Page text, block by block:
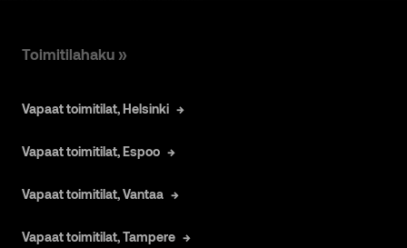
Toimitilahaku »
Vapaat toimitilat, Helsinki
Vapaat toimitilat, Espoo
Vapaat toimitilat, Vantaa
Vapaat toimitilat, Tampere